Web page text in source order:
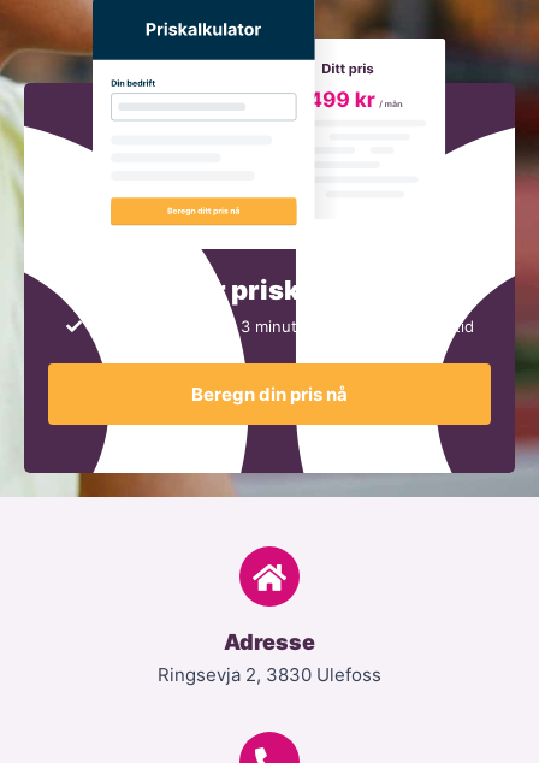
Test vår priskalkulator
Få et prisforslag på 3 minutter Ingen bindingstid
Beregn din pris nå
Adresse
Ringsevja 2, 3830 Ulefoss